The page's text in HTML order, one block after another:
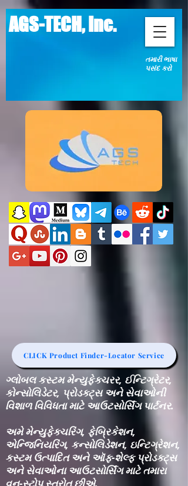
AGS-TECH, Inc.
તમારી ભાષા
પસંદ કરો
CLICK Product Finder-Locator Service
ગ્લોબલ કસ્ટમ મેન્યુફેક્ચરર, ઈન્ટિગ્રેટર,
કોન્સોલિડેટર, પ્રોડક્ટ્સ અને સેવાઓની
વિશાળ વિવિધતા માટે આઉટસોર્સિંગ પાર્ટનર.
અમે મેન્યુફેક્ચરિંગ, ફેબ્રિકેશન,
એન્જિનિયરિંગ, કન્સોલિડેશન, ઇન્ટિગ્રેશન,
કસ્ટમ ઉત્પાદિત અને ઑફ-શેલ્ફ પ્રોડક્ટ્સ
અને સેવાઓના આઉટસોર્સિંગ માટે તમારા